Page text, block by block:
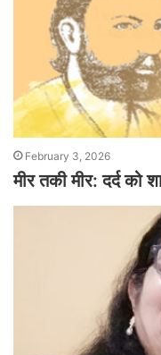
February 3, 2026
मीर तकी मीर: दर्द को